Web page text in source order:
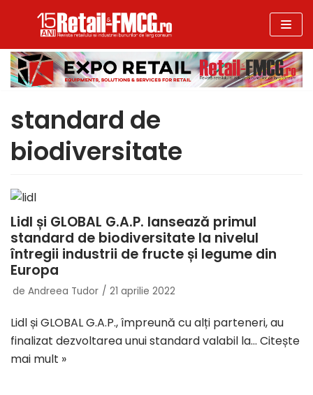
la
conținut
standard de
biodiversitate
Lidl și GLOBAL G.A.P. lansează primul
standard de biodiversitate la nivelul
întregii industrii de fructe și legume din
Europa
de Andreea Tudor 21 aprilie 2022
Lidl și GLOBAL G.A.P., împreună cu alți parteneri, au
finalizat dezvoltarea unui standard valabil la… Citește
mai mult »